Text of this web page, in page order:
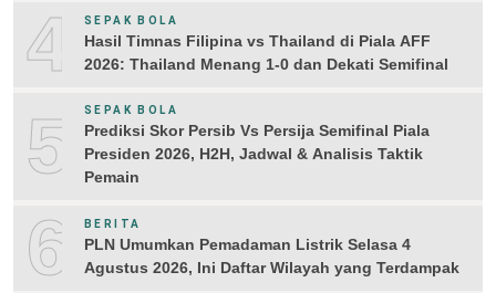
4 SEPAK BOLA
Hasil Timnas Filipina vs Thailand di Piala AFF
2026: Thailand Menang 1-0 dan Dekati Semifinal
5 SEPAK BOLA
Prediksi Skor Persib Vs Persija Semifinal Piala
Presiden 2026, H2H, Jadwal & Analisis Taktik
Pemain
6 BERITA
PLN Umumkan Pemadaman Listrik Selasa 4
Agustus 2026, Ini Daftar Wilayah yang Terdampak